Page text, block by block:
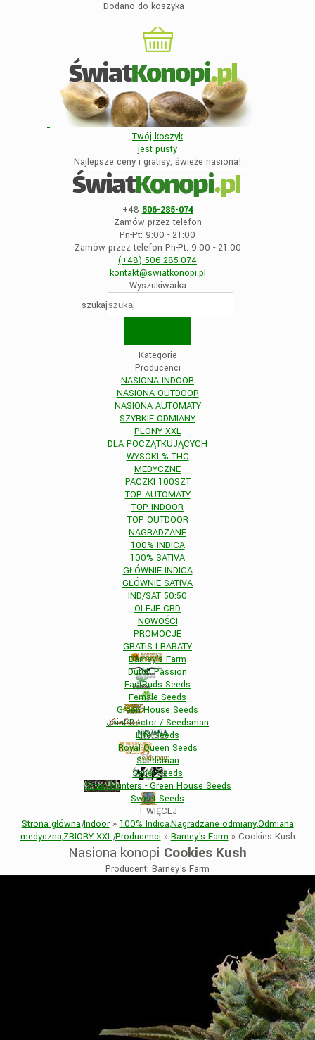
Dodano do koszyka
Twój koszyk
jest pusty
Najlepsze ceny i gratisy, świeże nasiona!
+48 506-285-074
Zamów przez telefon
Pn-Pt: 9:00 - 21:00
Zamów przez telefon Pn-Pt: 9:00 - 21:00
(+48) 506-285-074
kontakt@swiatkonopi.pl
Wyszukiwarka
szukaj
Kategorie
Producenci
NASIONA INDOOR
NASIONA OUTDOOR
NASIONA AUTOMATY
SZYBKIE ODMIANY
PLONY XXL
DLA POCZĄTKUJĄCYCH
WYSOKI % THC
MEDYCZNE
PACZKI 100SZT
TOP AUTOMATY
TOP INDOOR
TOP OUTDOOR
NAGRADZANE
100% INDICA
100% SATIVA
GŁÓWNIE INDICA
GŁÓWNIE SATIVA
IND/SAT 50:50
OLEJE CBD
NOWOŚCI
PROMOCJE
GRATIS I RABATY
Barney's Farm
Dutch Passion
FastBuds Seeds
Female Seeds
Green House Seeds
Joint Doctor / Seedsman
Life Seeds
Royal Queen Seeds
Seedsman
Sensi Seeds
Strain Hunters - Green House Seeds
Sweet Seeds
+ WIĘCEJ
Strona główna|Indoor» 100% Indica,Nagradzane odmiany,Odmiana
medyczna,ZBIORY XXL|Producenci » Barney's Farm » Cookies Kush
Nasiona konopi Cookies Kush
Producent: Barney's Farm